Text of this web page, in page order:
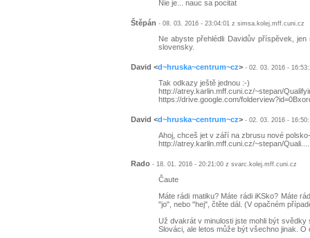
Nie je... nauc sa pocitat
Štěpán - 08. 03. 2016 - 23:04:01 z simsa.kolej.mff.cuni.cz
Ne abyste přehlédli Davidův příspěvek,
slovensky.
David <d~hruska~centrum~cz>- 02. 03. 2016 -
Tak odkazy ještě jednou :-)
http://atrey.karlin.mff.cuni.cz/~stepan/
https://drive.google.com/
David <d~hruska~centrum~cz>- 02. 03. 2016 -
Ahoj, chceš jet v září na zbrusu nové
http://atrey.karlin.mff.cuni.cz/~stepan/
Rado - 18. 01. 2016 - 20:21:00 z svarc.kolej.mff.cuni.cz
Čaute
Máte rádi matiku? Máte rádi iKSko? Máte
"jo", nebo "hej", čtěte dál. (V opačném
Už dvakrát v minulosti jste mohli být
Slováci, ale letos může být všechno jinak. O